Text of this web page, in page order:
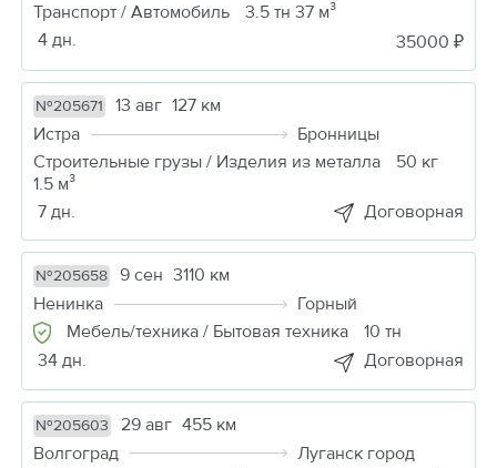
Транспорт / Автомобиль
3.5 тн 37 м³
4 дн.
35000 ₽
№205671 13 авг 127 км
Истра
Бронницы
Строительные грузы / Изделия из металла
50 кг
1.5 м³
7 дн.
Договорная
№205658 9 сен 3110 км
Ненинка
Горный
Мебель/техника / Бытовая техника
10 тн
34 дн.
Договорная
№205603 29 авг 455 км
Волгоград
Луганск город